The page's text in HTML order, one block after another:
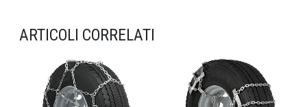
ARTICOLI CORRELATI